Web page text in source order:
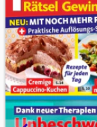
the
images
gallery